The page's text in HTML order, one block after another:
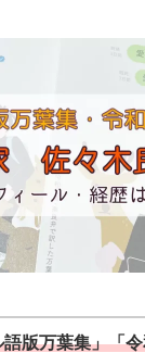
語版万葉集」「